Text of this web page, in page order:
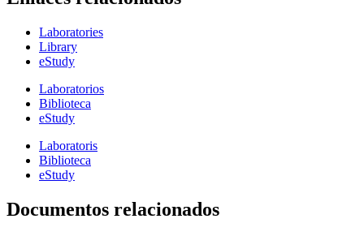
Laboratories
Library
eStudy
Laboratorios
Biblioteca
eStudy
Laboratoris
Biblioteca
eStudy
Documentos relacionados